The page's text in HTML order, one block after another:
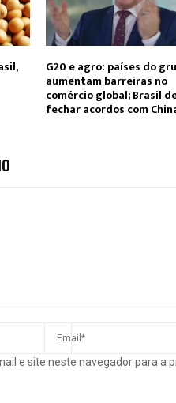
G20 e agro: países do
aumentam barreiras no
comércio global; Brasil
fechar acordos com
e site neste navegador para a